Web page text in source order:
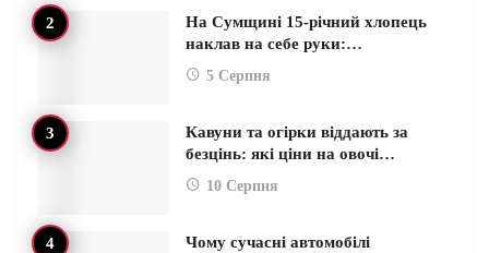
На Сумщині 15-річний хлопець
наклав на себе руки:…
5 Серпня
Кавуни та огірки віддають за
безцінь: які ціни на овочі…
10 Серпня
Чому сучасні автомобілі